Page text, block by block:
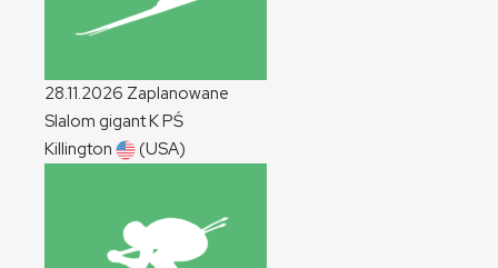
28.11.2026 Zaplanowane
Slalom gigantKPŚ
Killington
(USA)